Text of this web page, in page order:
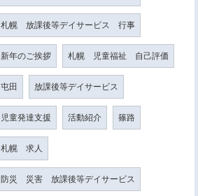
札幌 放課後等デイサービス 行事
新年のご挨拶 札幌 児童福祉 自己評価
屯田 放課後等デイサービス
児童発達支援 活動紹介 篠路
札幌 求人
防災 災害 放課後等デイサービス